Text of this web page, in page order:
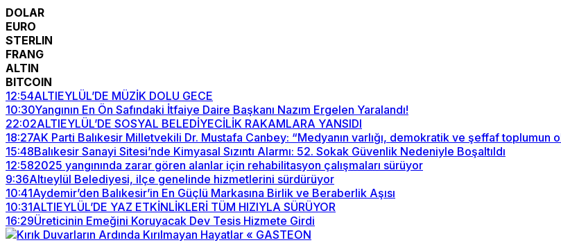
DOLAR
EURO
STERLIN
FRANG
ALTIN
BITCOIN
12:54ALTIEYLÜL’DE MÜZİK DOLU GECE
10:30Yangının En Ön Safındaki İtfaiye Daire Başkanı Nazım Ergelen Yaralandı!
22:02ALTIEYLÜL’DE SOSYAL BELEDİYECİLİK RAKAMLARA YANSIDI
18:27AK Parti Balıkesir Milletvekili Dr. Mustafa Canbey: “Medyanın varlığı, demokratik ve şeffaf toplumun
15:48Balıkesir Sanayi Sitesi’nde Kimyasal Sızıntı Alarmı: 52. Sokak Güvenlik Nedeniyle Boşaltıldı
12:582025 yangınında zarar gören alanlar için rehabilitasyon çalışmaları sürüyor
9:36Altıeylül Belediyesi, ilçe genelinde hizmetlerini sürdürüyor
10:41Aydemir’den Balıkesir’in En Güçlü Markasına Birlik ve Beraberlik Aşısı
10:31ALTIEYLÜL’DE YAZ ETKİNLİKLERİ TÜM HIZIYLA SÜRÜYOR
16:29Üreticinin Emeğini Koruyacak Dev Tesis Hizmete Girdi